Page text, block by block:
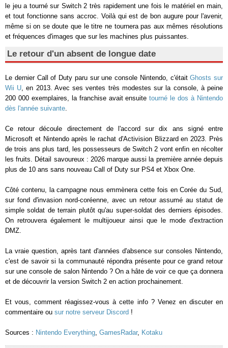
le jeu a tourné sur Switch 2 très rapidement une fois le matériel en main,
et tout fonctionne sans accroc. Voilà qui est de bon augure pour l'avenir,
même si on se doute que le titre ne tournera pas aux mêmes résolutions
et fréquences d'images que sur les machines plus puissantes.
Le retour d'un absent de longue date
Le dernier Call of Duty paru sur une console Nintendo, c'étaitGhosts sur
Wii U, en 2013. Avec ses ventes très modestes sur la console, à peine
200 000 exemplaires, la franchise avait ensuitetourné le dos à Nintendo
dès l'année suivante.
Ce retour découle directement de l'accord sur dix ans signé entre
Microsoft et Nintendo après le rachat d'Activision Blizzard en 2023. Près
de trois ans plus tard, les possesseurs de Switch 2 vont enfin en récolter
les fruits. Détail savoureux : 2026 marque aussi la première année depuis
plus de 10 ans sans nouveau Call of Duty sur PS4 et Xbox One.
Côté contenu, la campagne nous emmènera cette fois en Corée du Sud,
sur fond d'invasion nord-coréenne, avec un retour assumé au statut de
simple soldat de terrain plutôt qu'au super-soldat des derniers épisodes.
On retrouvera également le multijoueur ainsi que le mode d'extraction
DMZ.
La vraie question, après tant d'années d'absence sur consoles Nintendo,
c'est de savoir si la communauté répondra présente pour ce grand retour
sur une console de salon Nintendo ? On a hâte de voir ce que ça donnera
et de découvrir la version Switch 2 en action prochainement.
Et vous, comment réagissez-vous à cette info ? Venez en discuter en
commentaire ou sur notre serveur Discord !
Sources : Nintendo Everything, GamesRadar, Kotaku